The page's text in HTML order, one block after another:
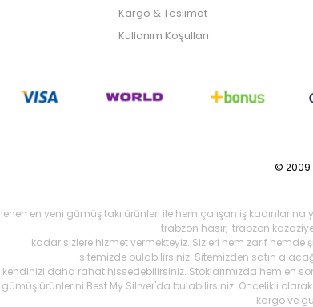
Kargo & Teslimat
Kullanım Koşulları
© 2009
en yeni gümüş takı ürünleri ile hem çalışan iş
trabzon hasır, trabzon
kadar sizlere hizmet vermekteyiz. Sizleri hem zarif hemde
sitemizde bulabilirsiniz. Sitemizden satın
kendinizi daha rahat hissedebilirsiniz. Stoklarımızda hem en
ürünlerini Best My Silrver'da bulabilirsiniz. Öncelikli
kargo ve